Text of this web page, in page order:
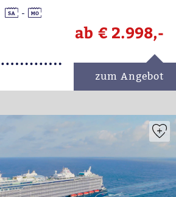
-
ab € 2.998,-
zum Angebot